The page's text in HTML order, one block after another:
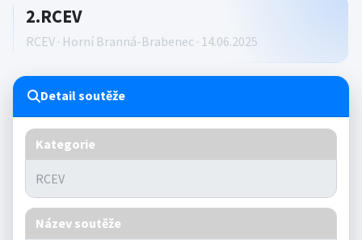
2.RCEV
RCEV · Horní Branná-Brabenec · 14.06.2025
Detail soutěže
Kategorie
Název soutěže